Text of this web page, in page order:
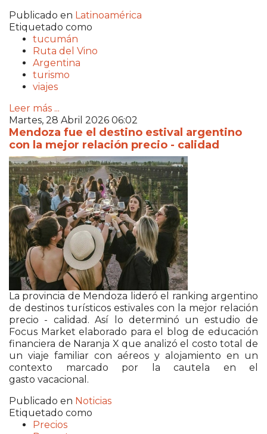
Publicado en Latinoamérica
Etiquetado como
tucumán
Ruta del Vino
Argentina
turismo
viajes
Leer más ...
Martes, 28 Abril 2026 06:02
Mendoza fue el destino estival argentino
con la mejor relación precio - calidad
La provincia de Mendoza lideró el ranking argentino
de destinos turísticos estivales con la mejor relación
precio - calidad. Así lo determinó un estudio de
Focus Market elaborado para el blog de educación
financiera de Naranja X que analizó el costo total de
un viaje familiar con aéreos y alojamiento en un
contexto marcado por la cautela en el
gasto vacacional.
Publicado en Noticias
Etiquetado como
Precios